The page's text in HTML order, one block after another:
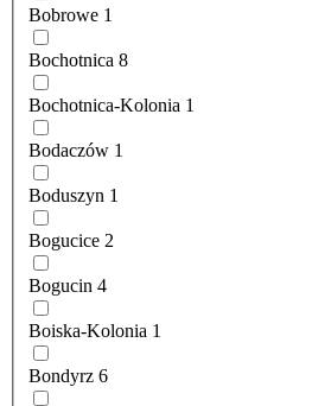
Bobrowe 1
Bochotnica 8
Bochotnica-Kolonia 1
Bodaczów 1
Boduszyn 1
Bogucice 2
Bogucin 4
Boiska-Kolonia 1
Bondyrz 6